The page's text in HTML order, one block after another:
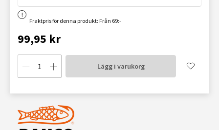
Fraktpris för denna produkt: Från 69:-
99,95 kr
Lägg i varukorg